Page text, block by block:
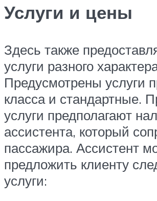
Услуги и цены
Здесь также
услуги разного
Предусмотрены услуги
класса и стандартные.
услуги предполагают
ассистента, который
пассажира. Ассистент
предложить клиенту
услуги: